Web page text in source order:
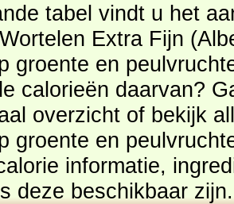
tabel vindt u het
Extra Fijn
groente en
product en de
groente en
informatie,
deze beschikbaar zijn.